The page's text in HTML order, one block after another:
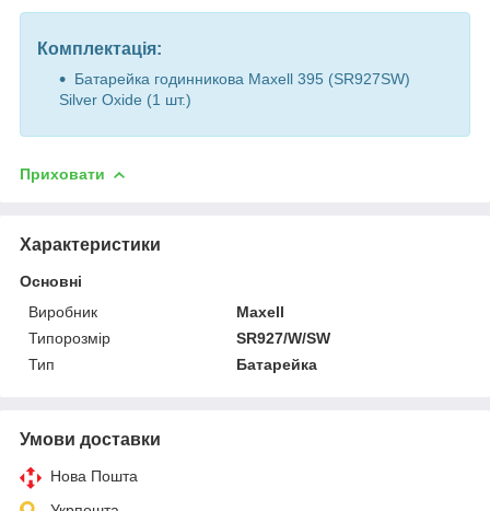
Комплектація:
Батарейка годинникова Maxell 395 (SR927SW)
Silver Oxide (1 шт.)
Приховати
Характеристики
Основні
Виробник
Maxell
Типорозмір
SR927/W/SW
Тип
Батарейка
Умови доставки
Нова Пошта